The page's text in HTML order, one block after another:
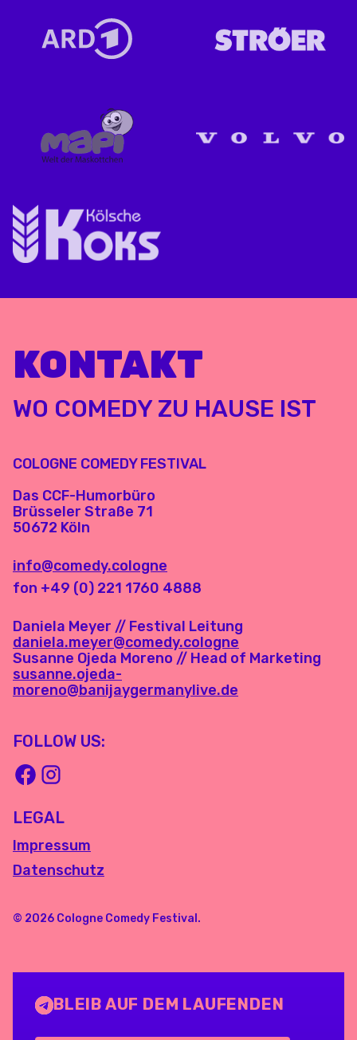
KONTAKT
WO COMEDY ZU HAUSE IST
COLOGNE COMEDY FESTIVAL
Das CCF-Humorbüro
Brüsseler Straße 71
50672 Köln
info@comedy.cologne
fon +49 (0) 221 1760 4888
Daniela Meyer // Festival Leitung
daniela.meyer@comedy.cologne
Susanne Ojeda Moreno // Head of Marketing
susanne.ojeda-
moreno@banijaygermanylive.de
FOLLOW US:
LEGAL
Impressum
Datenschutz
© 2026 Cologne Comedy Festival.
BLEIB AUF DEM LAUFENDEN